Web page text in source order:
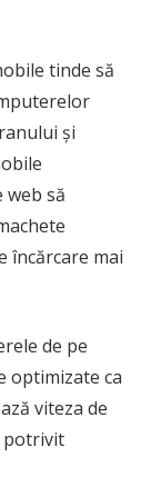
tinde să
și
web să
încărcare mai
de pe
optimizate ca
viteza de
potrivit